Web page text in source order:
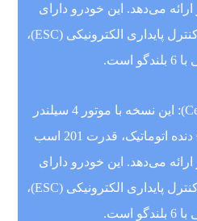
ارائه می‌دهد. این خودرو دارای
سیستم ترمز ABS، سیستم کنترل پایداری الکترونیکی (ESC)،
3- سراتو گرنجور (Cerato Koup): این نسخه با موتور 4 سیلندر
1.6 لیتری و 6 دنده دستی یا 6 دنده اتوماتیک، قدرت 201 اسب
، سیستم کنترل پایداری الکترونیکی (ESC)،